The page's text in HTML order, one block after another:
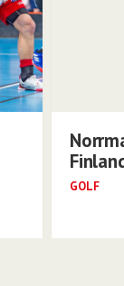
GOLF